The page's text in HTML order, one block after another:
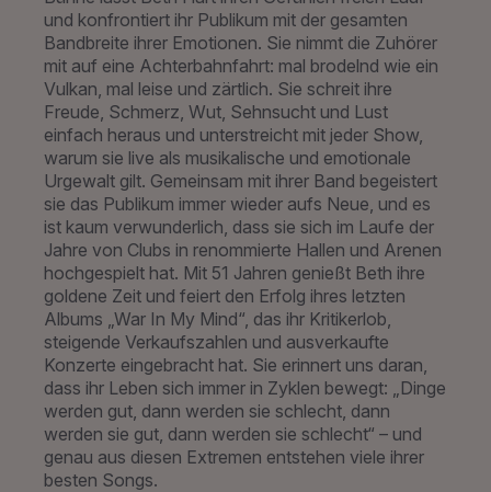
und konfrontiert ihr Publikum mit der gesamten
Bandbreite ihrer Emotionen. Sie nimmt die Zuhörer
mit auf eine Achterbahnfahrt: mal brodelnd wie ein
Vulkan, mal leise und zärtlich. Sie schreit ihre
Freude, Schmerz, Wut, Sehnsucht und Lust
einfach heraus und unterstreicht mit jeder Show,
warum sie live als musikalische und emotionale
Urgewalt gilt. Gemeinsam mit ihrer Band begeistert
sie das Publikum immer wieder aufs Neue, und es
ist kaum verwunderlich, dass sie sich im Laufe der
Jahre von Clubs in renommierte Hallen und Arenen
hochgespielt hat. Mit 51 Jahren genießt Beth ihre
goldene Zeit und feiert den Erfolg ihres letzten
Albums „War In My Mind“, das ihr Kritikerlob,
steigende Verkaufszahlen und ausverkaufte
Konzerte eingebracht hat. Sie erinnert uns daran,
dass ihr Leben sich immer in Zyklen bewegt: „Dinge
werden gut, dann werden sie schlecht, dann
werden sie gut, dann werden sie schlecht“ – und
genau aus diesen Extremen entstehen viele ihrer
besten Songs.